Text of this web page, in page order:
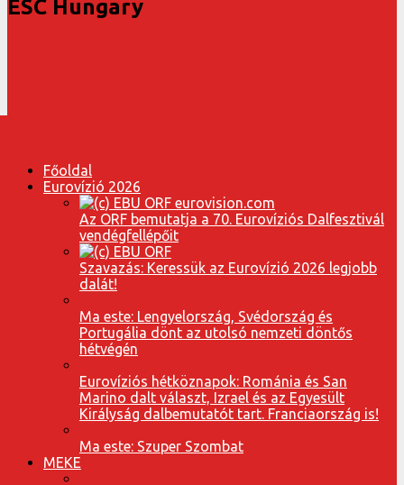
ESC Hungary
Főoldal
Eurovízió 2026
Az ORF bemutatja a 70. Eurovíziós Dalfesztivál
vendégfellépőit
Szavazás: Keressük az Eurovízió 2026 legjobb
dalát!
Ma este: Lengyelország, Svédország és
Portugália dönt az utolsó nemzeti döntős
hétvégén
Eurovíziós hétköznapok: Románia és San
Marino dalt választ, Izrael és az Egyesült
Királyság dalbemutatót tart. Franciaország is!
Ma este: Szuper Szombat
MEKE